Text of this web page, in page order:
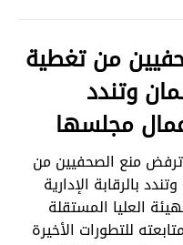
من تغطية
وتندد
مجلسها
2023 الهيئة ترفض منع الصحفيين من
بالرقابة الإدارية
العليا المستقلة
للتطورات الأخيرة